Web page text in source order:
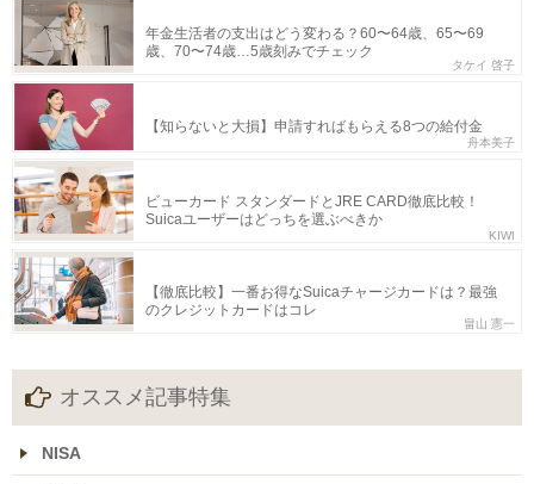
年金生活者の支出はどう変わる？60〜64歳、65〜69
歳、70〜74歳…5歳刻みでチェック
タケイ 啓子
【知らないと大損】申請すればもらえる8つの給付金
舟本美子
ビューカード スタンダードとJRE CARD徹底比較！
Suicaユーザーはどっちを選ぶべきか
KIWI
【徹底比較】一番お得なSuicaチャージカードは？最強
のクレジットカードはコレ
畠山 憲一
オススメ記事特集
NISA